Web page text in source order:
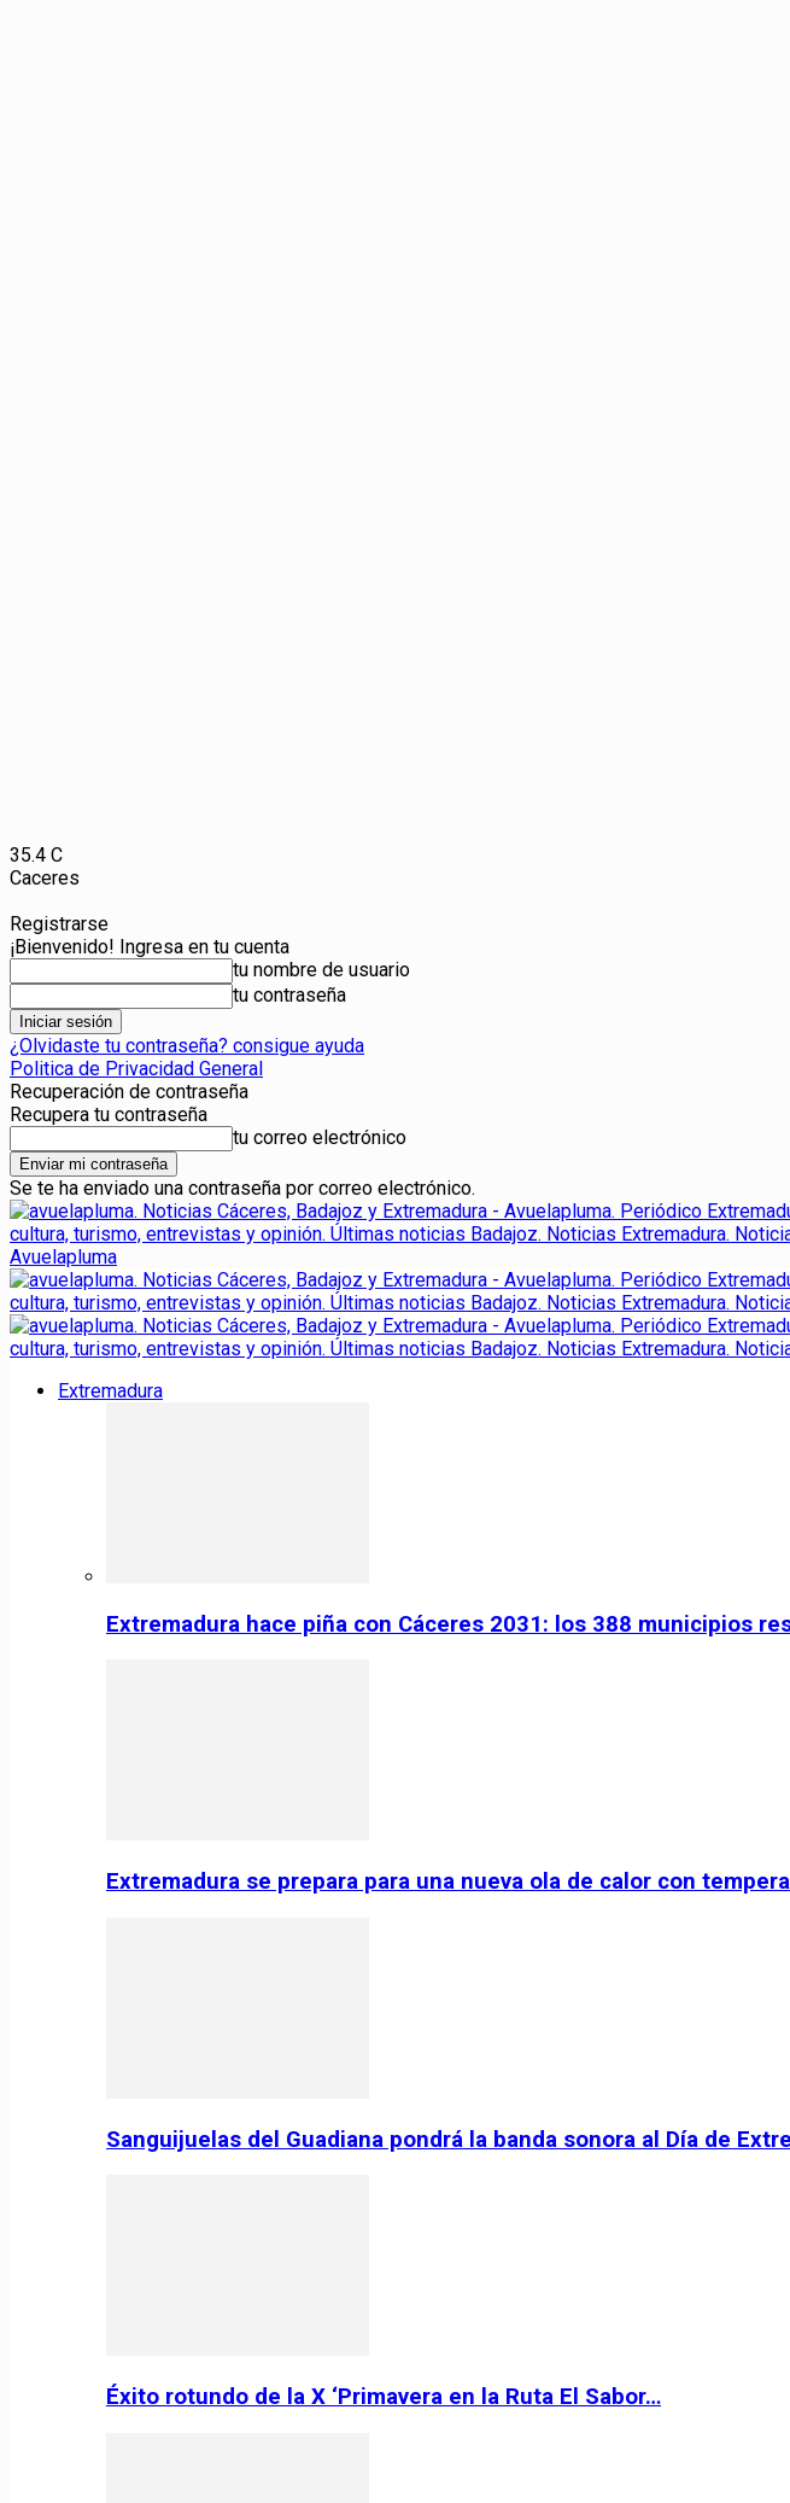
35.4 C
Caceres
Registrarse
¡Bienvenido! Ingresa en tu cuenta
tu nombre de usuario
tu contraseña
¿Olvidaste tu contraseña? consigue ayuda
Politica de Privacidad General
Recuperación de contraseña
Recupera tu contraseña
tu correo electrónico
Se te ha enviado una contraseña por correo electrónico.
Avuelapluma
Extremadura
Extremadura hace piña con Cáceres 2031: los 388 municipios
Extremadura se prepara para una nueva ola de calor con
Sanguijuelas del Guadiana pondrá la banda sonora al Día de
Éxito rotundo de la X ‘Primavera en la Ruta El Sabor…